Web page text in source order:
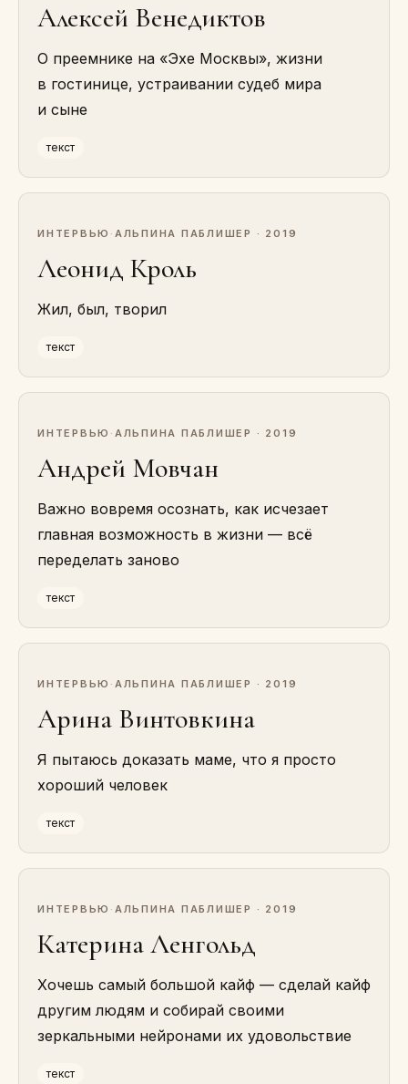
Алексей Венедиктов
О преемнике на «Эхе Москвы», жизни
в гостинице, устраивании судеб мира
и сыне
текст
ИНТЕРВЬЮ · АЛЬПИНА ПАБЛИШЕР · 2019
Леонид Кроль
Жил, был, творил
текст
ИНТЕРВЬЮ · АЛЬПИНА ПАБЛИШЕР · 2019
Андрей Мовчан
Важно вовремя осознать, как исчезает
главная возможность в жизни — всё
переделать заново
текст
ИНТЕРВЬЮ · АЛЬПИНА ПАБЛИШЕР · 2019
Арина Винтовкина
Я пытаюсь доказать маме, что я просто
хороший человек
текст
ИНТЕРВЬЮ · АЛЬПИНА ПАБЛИШЕР · 2019
Катерина Ленгольд
Хочешь самый большой кайф — сделай кайф
другим людям и собирай своими
зеркальными нейронами их удовольствие
текст